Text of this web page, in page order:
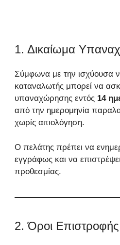
1. Δικαίωμα
Σύμφωνα με την ισχύουσα
καταναλωτής μπορεί να
υπαναχώρησης εντός 14
από την ημερομηνία
χωρίς αιτιολόγηση.
Ο πελάτης πρέπει να
εγγράφως και να
προθεσμίας.
2. Όροι